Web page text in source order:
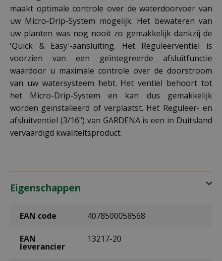
maakt optimale controle over de waterdoorvoer van
uw Micro-Drip-System mogelijk. Het bewateren van
uw planten was nog nooit zo gemakkelijk dankzij de
'Quick & Easy'-aansluiting. Het Reguleerventiel is
voorzien van een geïntegreerde afsluitfunctie
waardoor u maximale controle over de doorstroom
van uw watersysteem hebt. Het ventiel behoort tot
het Micro-Drip-System en kan dus gemakkelijk
worden geïnstalleerd of verplaatst. Het Reguleer- en
afsluitventiel (3/16") van GARDENA is een in Duitsland
vervaardigd kwaliteitsproduct.
Eigenschappen
EAN code 4078500058568
EAN
leverancier
13217-20